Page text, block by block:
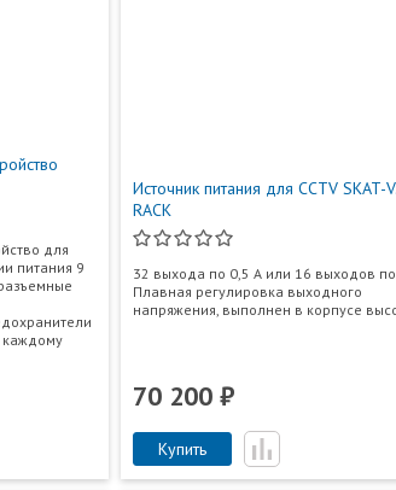
для
питания 9
каждому
Источник питания для CCTV SKAT-
RACK
32 выхода по 0,5 А или 16 выходов
Плавная регулировка выходного
напряжения, выполнен в корпусе
70 200 ₽
Купить